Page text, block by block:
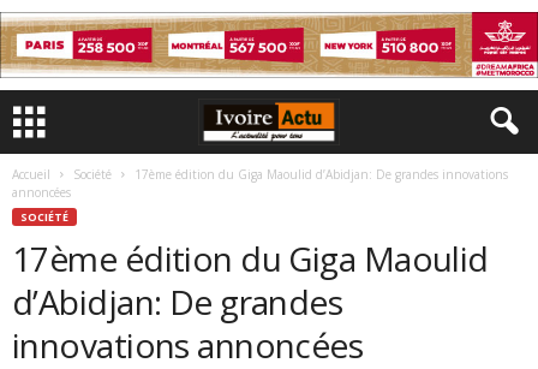
Accueil Société
17ème édition du Giga Maoulid d’Abidjan: De grandes innovations
annoncées
SOCIÉTÉ
17ème édition du Giga Maoulid
d’Abidjan: De grandes
innovations annoncées